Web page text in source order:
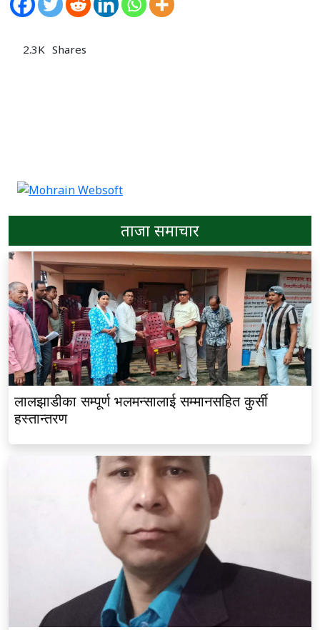
2.3K Shares
ताजा समाचार
लालझाडीका सम्पूर्ण भलमन्सालाई सम्मानसहित कुर्सी
हस्तान्तरण